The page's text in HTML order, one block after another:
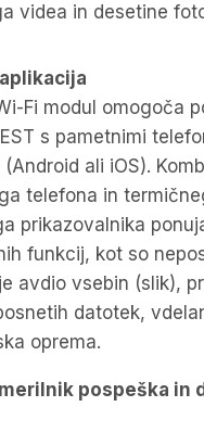
videa in desetine
Fi modul omogoča
s pametnimi
ali iOS).
telefona in
prikazovalnika
funkcij, kot so
avdio vsebin (slik),
datotek,
oprema.
pospeška in